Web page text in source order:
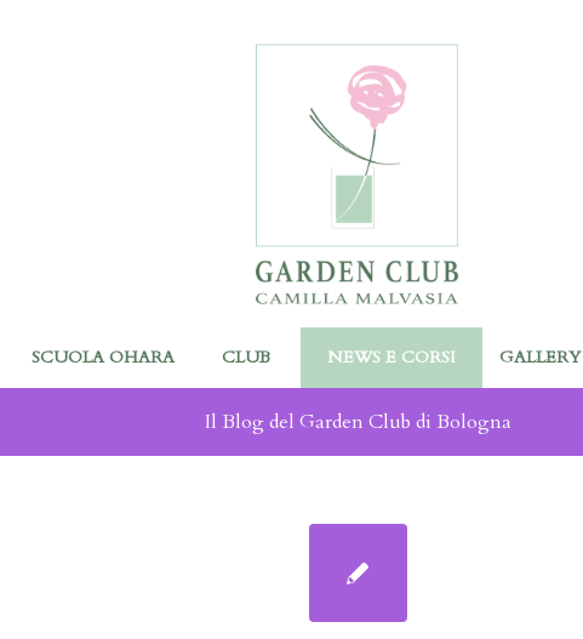
SCUOLA OHARA CLUB NEWS E CORSI GALLERY
Il Blog del Garden Club di Bologna